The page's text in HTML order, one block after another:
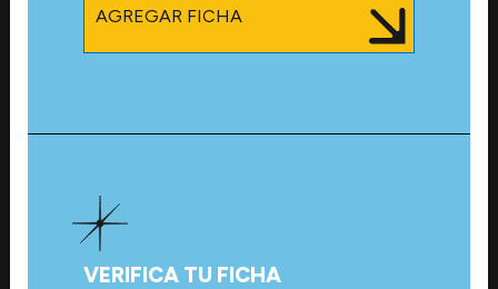
AGREGAR FICHA
VERIFICA TU FICHA